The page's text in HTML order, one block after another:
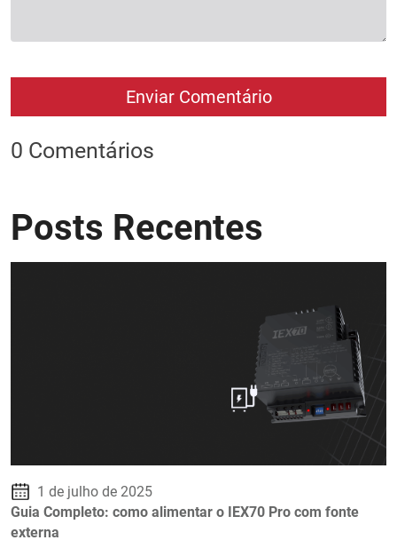
0 Comentários
Posts Recentes
1 de julho de 2025
Guia Completo: como alimentar o IEX70 Pro com fonte
externa